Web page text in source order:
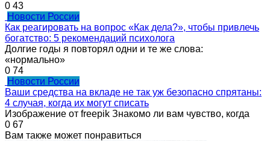
0 43
Новости России
Как реагировать на вопрос «Как дела?», чтобы привлечь
богатство: 5 рекомендаций психолога
Долгие годы я повторял одни и те же слова:
«нормально»
0 74
Новости России
Ваши средства на вкладе не так уж безопасно спрятаны:
4 случая, когда их могут списать
Изображение от freepik Знакомо ли вам чувство, когда
0 67
Вам также может понравиться